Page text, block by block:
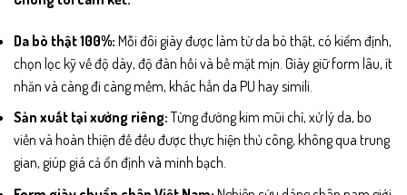
Da bò thật 100%: Mỗi đôi giày được làm từ da bò thật, có kiểm định,
chọn lọc kỹ về độ dày, độ đàn hồi và bề mặt mịn. Giày giữ form lâu, ít
nhăn và càng đi càng mềm, khác hẳn da PU hay simili.
Sản xuất tại xưởng riêng:Từng đường kim mũi chỉ, xử lý da, bo
viền và hoàn thiện đế đều được thực hiện thủ công, không qua trung
gian, giúp giá cả ổn định và minh bạch.